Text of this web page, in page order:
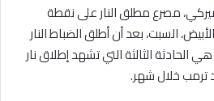
مصرع مطلق النار على نقطة
السبت، بعد أن أطلق الضباط النار
الثالثة التي تشهد إطلاق نار
ترمب خلال شهر.